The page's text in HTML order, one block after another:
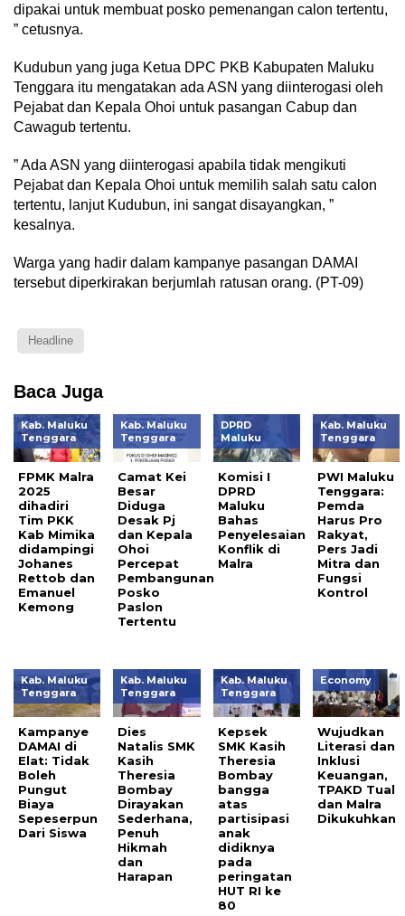
dipakai untuk membuat posko pemenangan calon tertentu,
” cetusnya.
Kudubun yang juga Ketua DPC PKB Kabupaten Maluku
Tenggara itu mengatakan ada ASN yang diinterogasi oleh
Pejabat dan Kepala Ohoi untuk pasangan Cabup dan
Cawagub tertentu.
” Ada ASN yang diinterogasi apabila tidak mengikuti
Pejabat dan Kepala Ohoi untuk memilih salah satu calon
tertentu, lanjut Kudubun, ini sangat disayangkan, ”
kesalnya.
Warga yang hadir dalam kampanye pasangan DAMAI
tersebut diperkirakan berjumlah ratusan orang. (PT-09)
Headline
Baca Juga
Kab. Maluku
Tenggara
FPMK Malra
2025
dihadiri
Tim PKK
Kab Mimika
didampingi
Johanes
Rettob dan
Emanuel
Kemong
Kab. Maluku
Tenggara
Camat Kei
Besar
Diduga
Desak Pj
dan Kepala
Ohoi
Percepat
Pembangunan
Posko
Paslon
Tertentu
DPRD
Maluku
Komisi I
DPRD
Maluku
Bahas
Penyelesaian
Konflik di
Malra
Kab. Maluku
Tenggara
PWI Maluku
Tenggara:
Pemda
Harus Pro
Rakyat,
Pers Jadi
Mitra dan
Fungsi
Kontrol
Kab. Maluku
Tenggara
Kampanye
DAMAI di
Elat: Tidak
Boleh
Pungut
Biaya
Sepeserpun
Dari Siswa
Kab. Maluku
Tenggara
Dies
Natalis SMK
Kasih
Theresia
Bombay
Dirayakan
Sederhana,
Penuh
Hikmah
dan
Harapan
Kab. Maluku
Tenggara
Kepsek
SMK Kasih
Theresia
Bombay
bangga
atas
partisipasi
anak
didiknya
pada
peringatan
HUT RI ke
80
Economy
Wujudkan
Literasi dan
Inklusi
Keuangan,
TPAKD Tual
dan Malra
Dikukuhkan